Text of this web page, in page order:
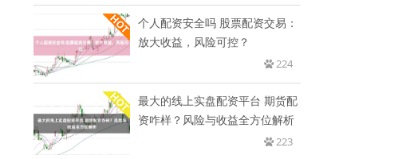
个人配资安全吗 股票配资交易：
放大收益，风险可控？
224
最大的线上实盘配资平台 期货配
资咋样？风险与收益全方位解析
223